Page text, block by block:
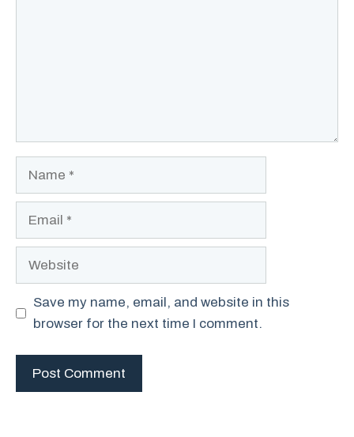
Website
Save my name, email, and website in this
browser for the next time I comment.